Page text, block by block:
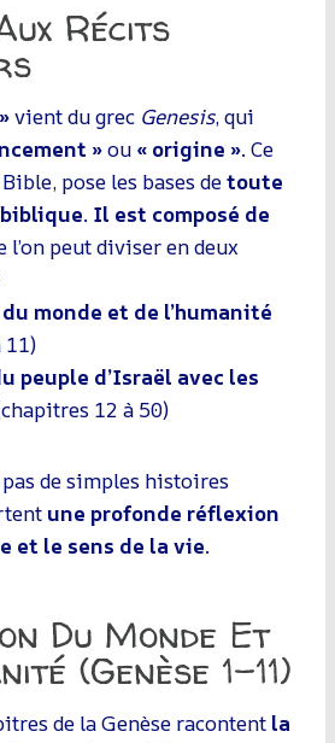
Récits
vient du grec Genesis, qui
»ou « origine ». Ce
pose les bases detoute
. Il est composé de
l’on peut diviser en deux
monde et de l’humanité
11)
peuple d’Israël avec les
12 à 50)
de simples histoires
une profonde réflexion
et le sens de la vie.
Du Monde Et
(Genèse 1-11)
de la Genèse racontentla